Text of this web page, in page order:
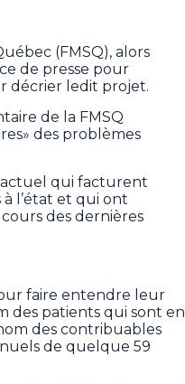
(FMSQ), alors
de presse pour
décrier ledit projet.
de la FMSQ
des problèmes
actuel qui facturent
l’état et qui ont
des dernières
faire entendre leur
des patients qui sont en
des contribuables
de quelque 59